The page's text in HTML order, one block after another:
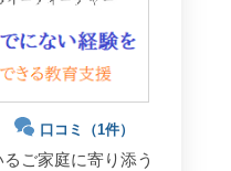
口コミ（1件）
ご家庭に寄り添う